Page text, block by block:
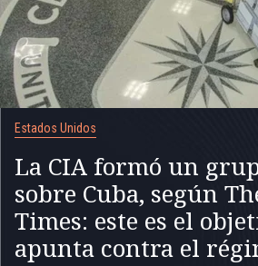
Estados Unidos
La CIA formó un
sobre Cuba, según
Times: este es el
apunta contra el